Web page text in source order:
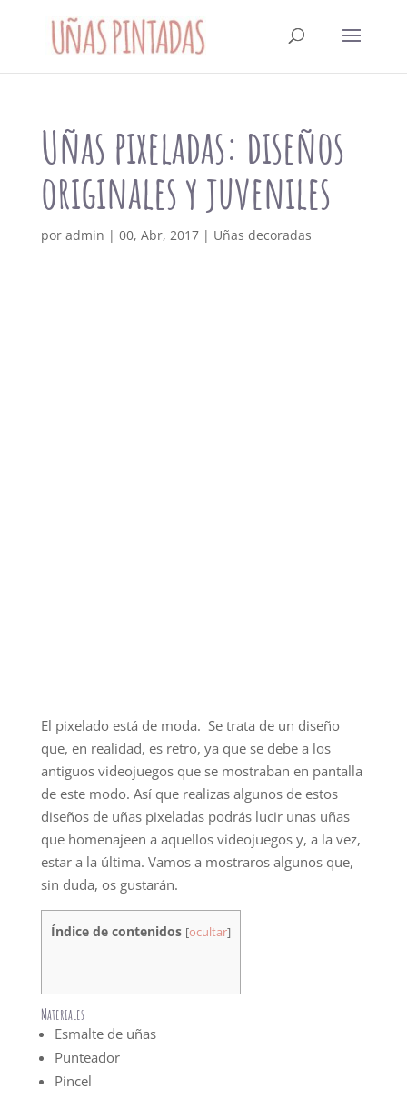
Uñas pixeladas: diseños
originales y juveniles
por admin | 00, Abr, 2017| Uñas decoradas
El pixelado está de moda. Se trata de un diseño
que, en realidad, es retro, ya que se debe a los
antiguos videojuegos que se mostraban en pantalla
de este modo. Así que realizas algunos de estos
diseños de uñas pixeladas podrás lucir unas uñas
que homenajeen a aquellos videojuegos y, a la vez,
estar a la última. Vamos a mostraros algunos que,
sin duda, os gustarán.
Índice de contenidos [ocultar]
Materiales
Esmalte de uñas
Punteador
Pincel